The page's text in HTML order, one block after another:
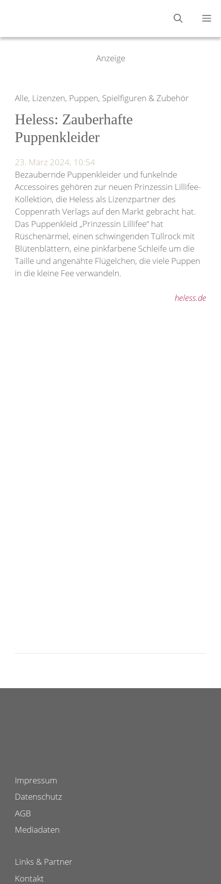
Anzeige
Alle, Lizenzen, Puppen, Spielfiguren & Zubehör
Heless: Zauberhafte
Puppenkleider
23. März 2024, 10:54
Bezaubernde Puppenkleider und funkelnde
Accessoires gehören zur neuen Prinzessin Lillifee-
Kollektion, die Heless als Lizenzpartner des
Coppenrath Verlags auf den Markt gebracht hat.
Das Puppenkleid „Prinzessin Lillifee“ hat
Rüschenärmel, einen schwingenden Tüllrock mit
Blütenblättern, eine pinkfarbene Schleife um die
Taille und angenähte Flügelchen, die viele Puppen
in die kleine Fee verwandeln.
heless.de
Impressum
Datenschutz
AGB
Mediadaten
Links & Partner
Kontakt